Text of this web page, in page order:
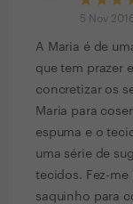
5 Nov 2016
A Maria é de
que tem prazer
concretizar os
Maria para
espuma e o
uma série de
tecidos. Fez-me
saquinho para